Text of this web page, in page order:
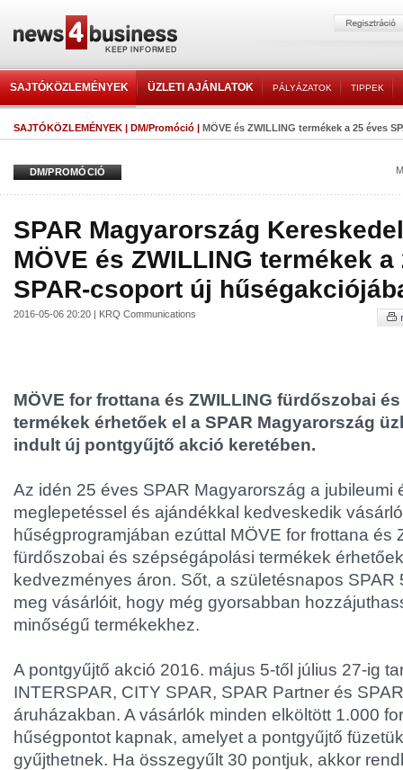
SAJTÓKÖZLEMÉNYEK ÜZLETI AJÁNLATOK PÁLYÁZATOK TIPPEK
SAJTÓKÖZLEMÉNYEK | DM/Promóció | MÖVE és ZWILLING termékek a 25 éves
DM/PROMÓCIÓ
SPAR Magyarország
MÖVE és ZWILLING termékek a
SPAR-csoport új
2016-05-06 20:20 | KRQ Communications
MÖVE for frottana és ZWILLING fürdőszobai
termékek érhetőek el a SPAR Magyarország
indult új pontgyűjtő akció keretében.
Az idén 25 éves SPAR Magyarország a jubileumi
meglepetéssel és ajándékkal kedveskedik
hűségprogramjában ezúttal MÖVE for frottana és
fürdőszobai és szépségápolási termékek
kedvezményes áron. Sőt, a születésnapos SPAR
meg vásárlóit, hogy még gyorsabban
minőségű termékekhez.
A pontgyűjtő akció 2016. május 5-től július 27-ig
INTERSPAR, CITY SPAR, SPAR Partner és
áruházakban. A vásárlók minden elköltött 1.000
hűségpontot kapnak, amelyet a pontgyűjtő
gyűjthetnek. Ha összegyűlt 30 pontjuk, akkor